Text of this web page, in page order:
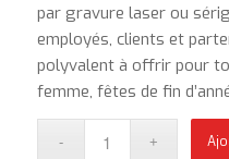
par gravure laser ou
employés, clients et
polyvalent à offrir pour
femme, fêtes de fin